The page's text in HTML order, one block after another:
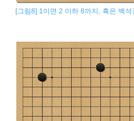
[그림8] 1이면 2 이하 8까지, 흑은 백